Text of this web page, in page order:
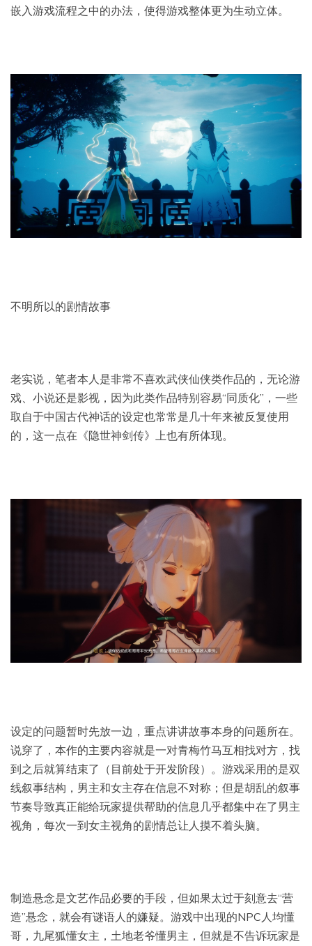
嵌入游戏流程之中的办法，使得游戏整体更为生动立体。
不明所以的剧情故事
老实说，笔者本人是非常不喜欢武侠仙侠类作品的，无论游
戏、小说还是影视，因为此类作品特别容易“同质化”，一些
取自于中国古代神话的设定也常常是几十年来被反复使用
的，这一点在《隐世神剑传》上也有所体现。
设定的问题暂时先放一边，重点讲讲故事本身的问题所在。
说穿了，本作的主要内容就是一对青梅竹马互相找对方，找
到之后就算结束了（目前处于开发阶段）。游戏采用的是双
线叙事结构，男主和女主存在信息不对称；但是胡乱的叙事
节奏导致真正能给玩家提供帮助的信息几乎都集中在了男主
视角，每次一到女主视角的剧情总让人摸不着头脑。
制造悬念是文艺作品必要的手段，但如果太过于刻意去“营
造”悬念，就会有谜语人的嫌疑。游戏中出现的NPC人均懂
哥，九尾狐懂女主，土地老爷懂男主，但就是不告诉玩家是